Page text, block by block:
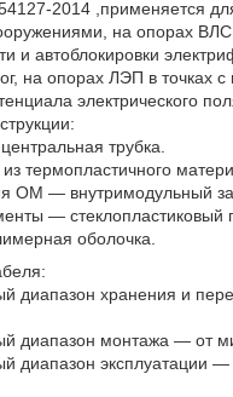
2014 ,применяется
на опорах
и автоблокировки
на опорах ЛЭП в точках
электрического
трубка.
термопластичного
ОМ — внутримодульный
— стеклопластиковый
оболочка.
диапазон хранения и
диапазон монтажа — от
диапазон эксплуатации